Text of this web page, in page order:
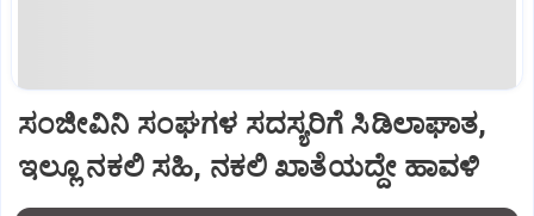
ಸಂಜೀವಿನಿ ಸಂಘಗಳ ಸದಸ್ಯರಿಗೆ ಸಿಡಿಲಾಘಾತ,
ಇಲ್ಲೂ ನಕಲಿ ಸಹಿ, ನಕಲಿ ಖಾತೆಯದ್ದೇ ಹಾವಳಿ